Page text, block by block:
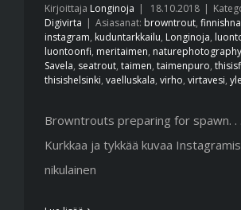
Kirjoittaja Longinoja | 18.10.2018 |
Digivirta | Asiasanat: browntrout,
instagram, kuduntarkkailu, Longinoja,
luontoonfi, meritaimen, naturephotography
Savela, seatrout, taimen, taimenpuro,
thisishelsinki, vaelluskala, virho, virtavesi,
Browntrouts preparing for spawn. . .
Kurkkaa ja tykkää kuvaa
nikulainen